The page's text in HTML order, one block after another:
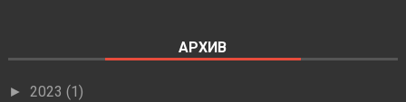
АРХИВ
► 2023 (1)